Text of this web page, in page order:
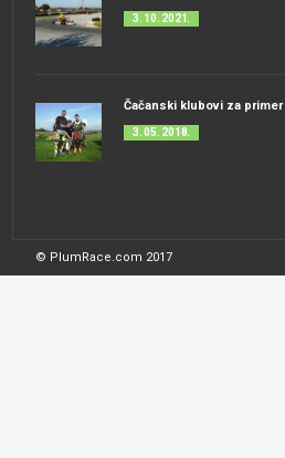
3. 10. 2021.
Čačanski klubovi za primer
3. 05. 2018.
© PlumRace.com 2017